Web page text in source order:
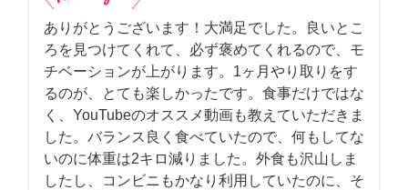
ありがとうございます！大満足でした。良いとこ
ろを見つけてくれて、必ず褒めてくれるので、モ
チベーションが上がります。1ヶ月やり取りをす
るのが、とても楽しかったです。食事だけではな
く、YouTubeのオススメ動画も教えていただきま
した。バランス良く食べていたので、何もしてな
いのに体重は2キロ減りました。外食も沢山しま
したし、コンビニもかなり利用していたのに、そ